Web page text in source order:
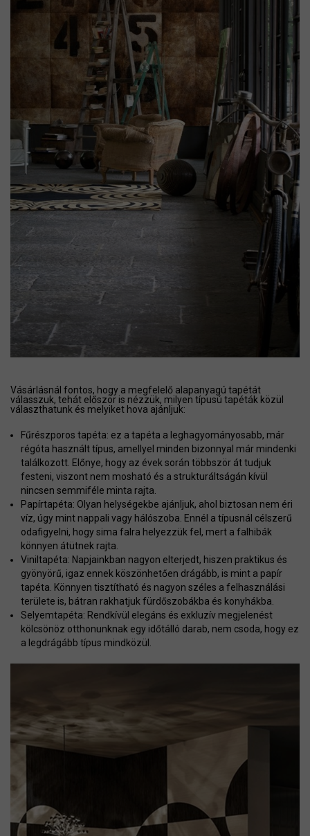
Vásárlásnál fontos, hogy a megfelelő alapanyagú tapétát
válasszuk, tehát először is nézzük, milyen típusú tapéták közül
választhatunk és melyiket hova ajánljuk:
Fűrészporos tapéta: ez a tapéta a leghagyományosabb, már
régóta használt típus, amellyel minden bizonnyal már mindenki
találkozott. Előnye, hogy az évek során többször át tudjuk
festeni, viszont nem mosható és a strukturáltságán kívül
nincsen semmiféle minta rajta.
Papírtapéta: Olyan helységekbe ajánljuk, ahol biztosan nem éri
víz, úgy mint nappali vagy hálószoba. Ennél a típusnál célszerű
odafigyelni, hogy sima falra helyezzük fel, mert a falhibák
könnyen átütnek rajta.
Viniltapéta: Napjainkban nagyon elterjedt, hiszen praktikus és
gyönyörű, igaz ennek köszönhetően drágább, is mint a papír
tapéta. Könnyen tisztítható és nagyon széles a felhasználási
területe is, bátran rakhatjuk fürdőszobákba és konyhákba.
Selyemtapéta: Rendkívül elegáns és exkluzív megjelenést
kölcsönöz otthonunknak egy időtálló darab, nem csoda, hogy ez
a legdrágább típus mindközül.